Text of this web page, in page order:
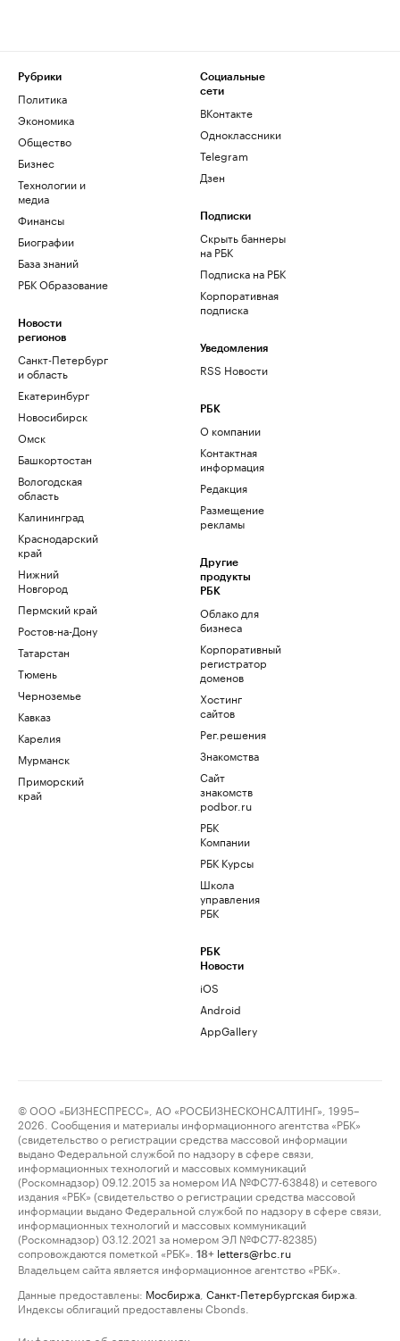
Рубрики
Политика
Экономика
Общество
Бизнес
Технологии и
медиа
Финансы
Биографии
База знаний
РБК Образование
Новости
регионов
Санкт-Петербург
и область
Екатеринбург
Новосибирск
Омск
Башкортостан
Вологодская
область
Калининград
Краснодарский
край
Нижний
Новгород
Пермский край
Ростов-на-Дону
Татарстан
Тюмень
Черноземье
Кавказ
Карелия
Мурманск
Приморский
край
Социальные
сети
ВКонтакте
Одноклассники
Telegram
Дзен
Подписки
Скрыть баннеры
на РБК
Подписка на РБК
Корпоративная
подписка
Уведомления
RSS Новости
РБК
О компании
Контактная
информация
Редакция
Размещение
рекламы
Другие
продукты
РБК
Облако для
бизнеса
Корпоративный
регистратор
доменов
Хостинг
сайтов
Рег.решения
Знакомства
Сайт
знакомств
podbor.ru
РБК
Компании
РБК Курсы
Школа
управления
РБК
РБК
Новости
iOS
Android
AppGallery
© ООО «БИЗНЕСПРЕСС», АО «РОСБИЗНЕСКОНСАЛТИНГ», 1995–
2026. Сообщения и материалы информационного агентства «РБК»
(свидетельство о регистрации средства массовой информации
выдано Федеральной службой по надзору в сфере связи,
информационных технологий и массовых коммуникаций
(Роскомнадзор) 09.12.2015 за номером ИА №ФС77-63848) и сетевого
издания «РБК» (свидетельство о регистрации средства массовой
информации выдано Федеральной службой по надзору в сфере связи,
информационных технологий и массовых коммуникаций
(Роскомнадзор) 03.12.2021 за номером ЭЛ №ФС77-82385)
сопровождаются пометкой «РБК».
18+ letters@rbc.ru
Владельцем сайта является информационное агентство «РБК».
Данные предоставлены: Мосбиржа Санкт-Петербургская биржа
Индексы облигаций предоставлены Cbonds.